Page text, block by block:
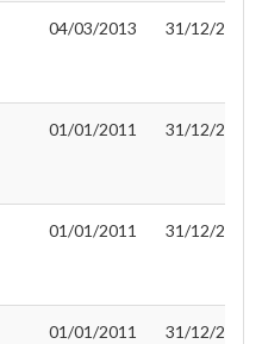
04/03/2013 31/12/2013
01/01/2011 31/12/2013
01/01/2011 31/12/2013
01/01/2011 31/12/2013